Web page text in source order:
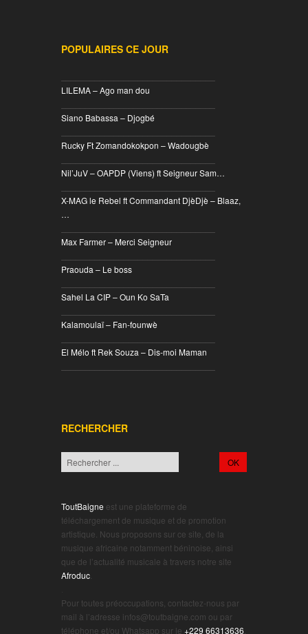
POPULAIRES CE JOUR
LILEMA – Ago man dou
Siano Babassa – Djogbé
Rucky Ft Zomandokokpon – Wadougbè
Nil’JuV – OAPDP (Viens) ft Seigneur Sam…
X-MAG le Rebel ft Commandant DjèDjè – Blaaz,
…
Max Farmer – Merci Seigneur
Praouda – Le boss
Sahel La CIP – Oun Ko SaTa
Kalamoulaï – Fan-founwè
El Mélo ft Rek Souza – Dis-moi Maman
RECHERCHER
ToutBaigne est une plateforme de
téléchargement de musique et de promotion
artistique. Nous proposons sur ce site, de la
musique africaine notamment béninoise, ainsi
que de l’actualité musicale à travers notre site
Afroduc
Pour toutes préoccupations, contactez-nous par
mail à l’adresse infos@toutbaigne.com ou par
téléphone et/ou Whatsapp sur le +229 66313636